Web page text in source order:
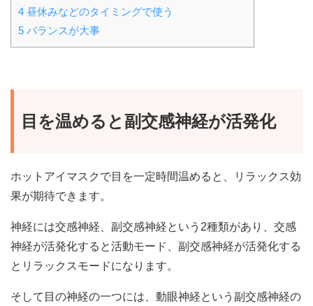
4 昼休みなどのタイミングで使う
5 バランスが大事
目を温めると副交感神経が活発化
ホットアイマスクで目を一定時間温めると、リラックス効
果が期待できます。
神経には交感神経、副交感神経という2種類があり、交感
神経が活発化すると活動モード、副交感神経が活発化する
とリラックスモードになります。
そして目の神経の一つには、動眼神経という副交感神経の